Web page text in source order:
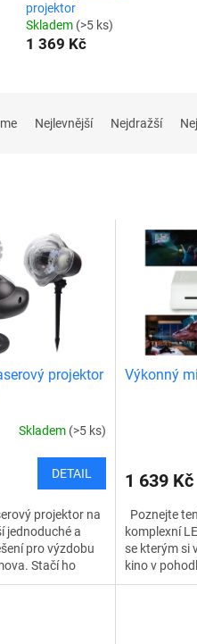
projektor
Skladem (>5 ks)
1 369 Kč
Nejlevnější Nejdražší
projektor
Skladem (>5 ks)
DETAIL
projektor na
jednoduché a
pro výzdobu
Stačí ho
prostor se
Výkonný
1 639 Kč
Poznejte
komplexní
se kterým si
kino v
Můžete si